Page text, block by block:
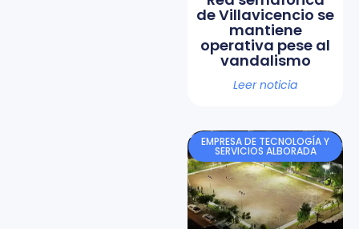
de Villavicencio se
mantiene
operativa pese al
vandalismo
Leer noticia
EMPRESA DE TECNOLOGÍA Y
SERVICIOS ALBORADA